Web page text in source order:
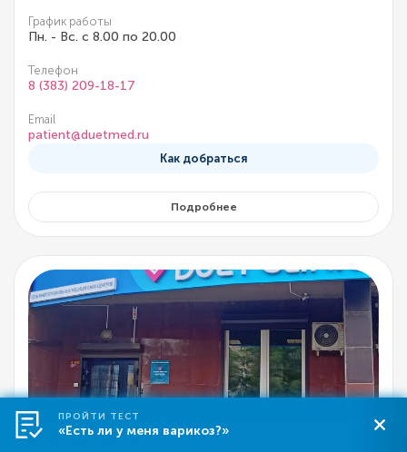
Перезвоните
График работы
Пн. - Вс. с 8.00 по 20.00
Телефон
8 (383) 209-18-17
Email
patient@duetmed.ru
Как добраться
Подробнее
ПРОЙТИ ТЕСТ
«Есть ли у меня варикоз?»